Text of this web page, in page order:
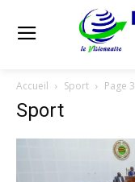
Accueil Sport Page 3
Sport